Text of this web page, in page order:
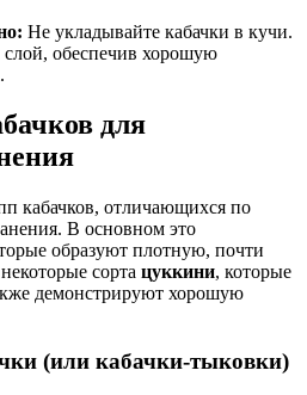
Не укладывайте кабачки в кучи.
обеспечив хорошую
для
кабачков, отличающихся по
В основном это
образуют плотную, почти
сорта цуккини, которые
демонстрируют хорошую
(или кабачки-тыковки)